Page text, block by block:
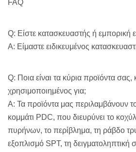
Τύπος
ανελκυστήρων
(KN)
60
Μέγιστη
ικανότητα
τροφών (KN)
45
FAQ
Q: Είστε κατασκευαστής ή εμπορική
Α: Είμαστε ειδικευμένος
Q: Ποια είναι τα κύρια προϊόντα σας,
χρησιμοποιημένος για;
Α: Τα προϊόντα μας περιλαμβάνουν
κομμάτι PDC, που διευρύνει το
πυρήνων, το περίβλημα, τη ράβδο
εξοπλισμό SPT, τη δειγματοληπτική